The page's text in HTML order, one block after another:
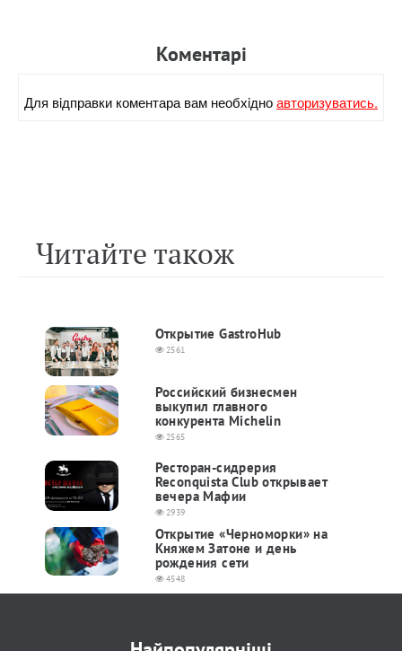
Коментарi
Для вiдправки коментара вам необхiдноавторизуватись.
Читайте також
Открытие GastroHub
2561
Российский бизнесмен
выкупил главного
конкурента Michelin
2565
Ресторан-сидрерия
Reconquista Club открывает
вечера Мафии
2939
Открытие «Черноморки» на
Княжем Затоне и день
рождения сети
4548